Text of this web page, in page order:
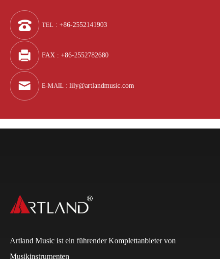
TEL : +86-2552141903
FAX : +86-2552782680
E-MAIL : lily@artlandmusic.com
Artland Music ist ein führender Komplettanbieter von
Musikinstrumenten